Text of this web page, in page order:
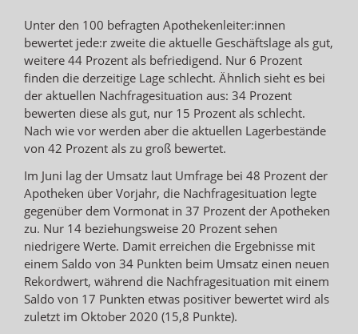
Unter den 100 befragten Apothekenleiter:innen
bewertet jede:r zweite die aktuelle Geschäftslage als gut,
weitere 44 Prozent als befriedigend. Nur 6 Prozent
finden die derzeitige Lage schlecht. Ähnlich sieht es bei
der aktuellen Nachfragesituation aus: 34 Prozent
bewerten diese als gut, nur 15 Prozent als schlecht.
Nach wie vor werden aber die aktuellen Lagerbestände
von 42 Prozent als zu groß bewertet.
Im Juni lag der Umsatz laut Umfrage bei 48 Prozent der
Apotheken über Vorjahr, die Nachfragesituation legte
gegenüber dem Vormonat in 37 Prozent der Apotheken
zu. Nur 14 beziehungsweise 20 Prozent sehen
niedrigere Werte. Damit erreichen die Ergebnisse mit
einem Saldo von 34 Punkten beim Umsatz einen neuen
Rekordwert, während die Nachfragesituation mit einem
Saldo von 17 Punkten etwas positiver bewertet wird als
zuletzt im Oktober 2020 (15,8 Punkte).